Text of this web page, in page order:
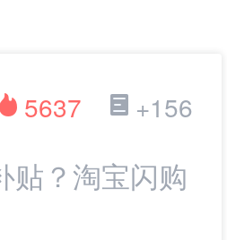
+156
5637
贴？淘宝闪购